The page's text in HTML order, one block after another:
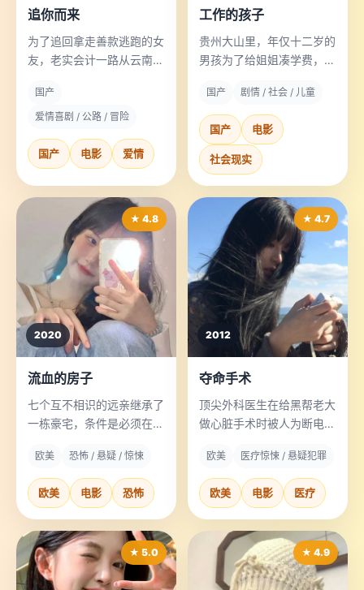
追你而来
为了追回拿走善款逃跑的女
友，老实会计一路从云南追
国际刑警。
国产
爱情喜剧 / 公路 / 冒险
国产 电影 爱情
工作的孩子
贵州大山里，年仅十二岁的
男孩为了给姐姐凑学费，偷
工。
国产 剧情 / 社会 / 儿童
国产 电影
社会现实
★ 4.8
2020
流血的房子
七个互不相识的远亲继承了
一栋豪宅，条件是必须在里
在“消化”一人。
欧美 恐怖 / 悬疑 / 惊悚
欧美 电影 恐怖
★ 4.7
2012
夺命手术
顶尖外科医生在给黑帮老大
做心脏手术时被人为断电，
后一步缝合。
欧美 医疗惊悚 / 悬疑犯罪
欧美 电影 医疗
★ 5.0 ★ 4.9